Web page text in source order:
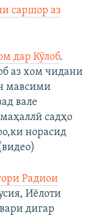
саршор аз
дар Кӯлоб.
аз хом чидани
мавсими
вале
садҳо
норасид
Радиои
Иёлоти
дигар